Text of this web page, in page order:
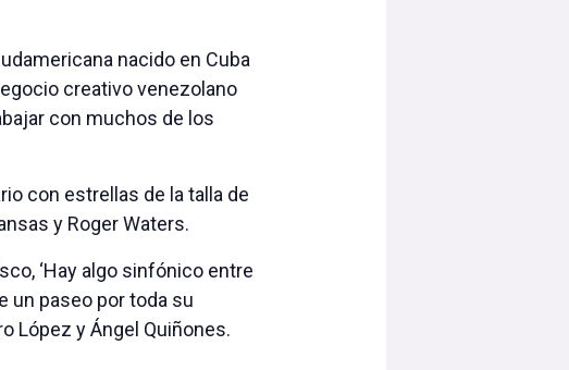
nacido en Cuba
creativo venezolano
con muchos de los
con estrellas de la talla de
y Roger Waters.
‘Hay algo sinfónico entre
un paseo por toda su
López y Ángel Quiñones.